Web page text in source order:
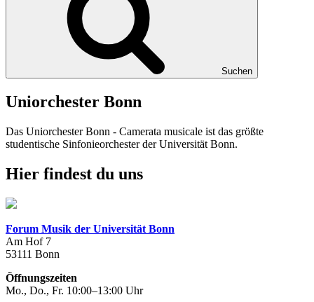
Suchen
Uniorchester Bonn
Das Uniorchester Bonn - Camerata musicale ist das größte
studentische Sinfonieorchester der Universität Bonn.
Hier findest du uns
Forum Musik der Universität Bonn
Am Hof 7
53111 Bonn
Öffnungszeiten
Mo., Do., Fr. 10:00–13:00 Uhr